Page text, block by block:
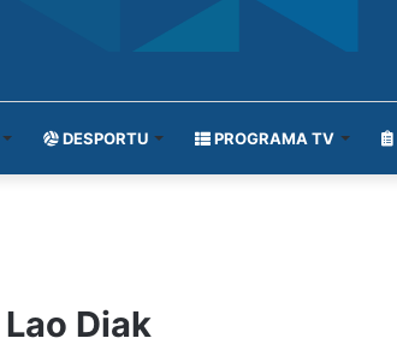
DESPORTU PROGRAMA TV
Diak